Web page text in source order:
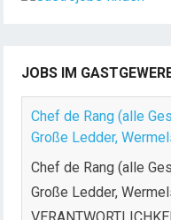
JOBS IM
Chef de Rang (alle
Große Ledder,
Chef de Rang (alle
Große Ledder,